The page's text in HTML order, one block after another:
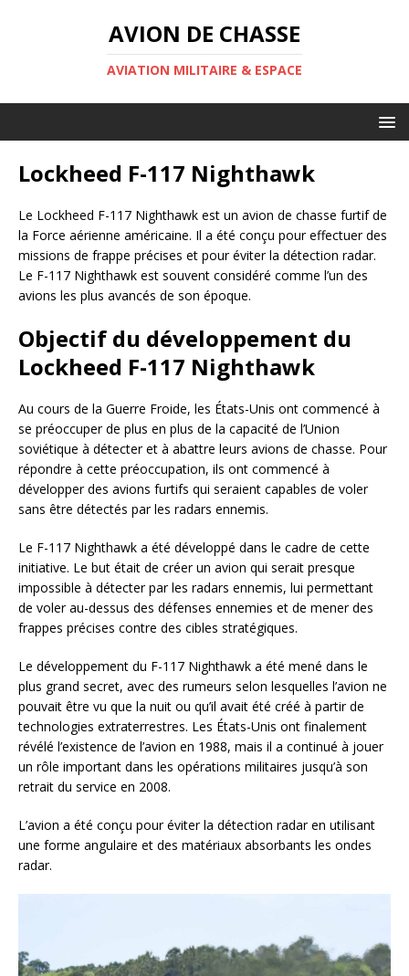
AVION DE CHASSE
AVIATION MILITAIRE & ESPACE
Lockheed F-117 Nighthawk
Le Lockheed F-117 Nighthawk est un avion de chasse furtif de
la Force aérienne américaine. Il a été conçu pour effectuer des
missions de frappe précises et pour éviter la détection radar.
Le F-117 Nighthawk est souvent considéré comme l’un des
avions les plus avancés de son époque.
Objectif du développement du
Lockheed F-117 Nighthawk
Au cours de la Guerre Froide, les États-Unis ont commencé à
se préoccuper de plus en plus de la capacité de l’Union
soviétique à détecter et à abattre leurs avions de chasse. Pour
répondre à cette préoccupation, ils ont commencé à
développer des avions furtifs qui seraient capables de voler
sans être détectés par les radars ennemis.
Le F-117 Nighthawk a été développé dans le cadre de cette
initiative. Le but était de créer un avion qui serait presque
impossible à détecter par les radars ennemis, lui permettant
de voler au-dessus des défenses ennemies et de mener des
frappes précises contre des cibles stratégiques.
Le développement du F-117 Nighthawk a été mené dans le
plus grand secret, avec des rumeurs selon lesquelles l’avion ne
pouvait être vu que la nuit ou qu’il avait été créé à partir de
technologies extraterrestres. Les États-Unis ont finalement
révélé l’existence de l’avion en 1988, mais il a continué à jouer
un rôle important dans les opérations militaires jusqu’à son
retrait du service en 2008.
L’avion a été conçu pour éviter la détection radar en utilisant
une forme angulaire et des matériaux absorbants les ondes
radar.